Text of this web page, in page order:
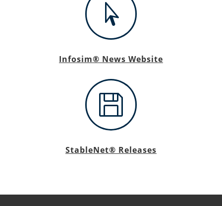

Infosim® News Website

StableNet® Releases